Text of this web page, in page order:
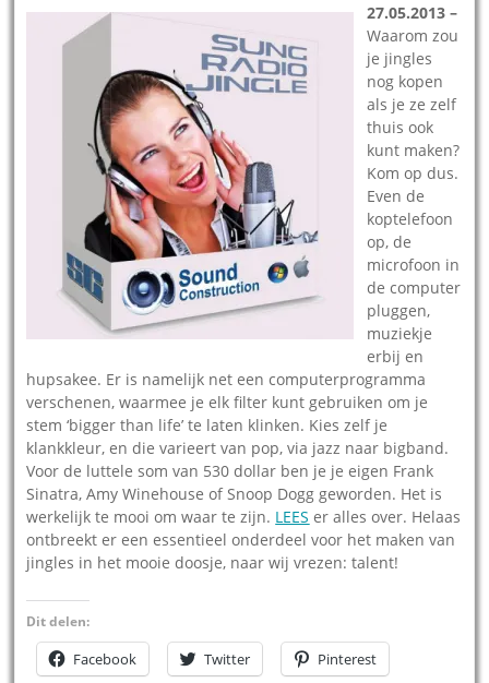
27.05.2013 –
Waarom zou
je jingles
nog kopen
als je ze zelf
thuis ook
kunt maken?
Kom op dus.
Even de
koptelefoon
op, de
microfoon in
de computer
pluggen,
muziekje
erbij en
hupsakee. Er is namelijk net een computerprogramma
verschenen, waarmee je elk filter kunt gebruiken om je
stem ‘bigger than life’ te laten klinken. Kies zelf je
klankkleur, en die varieert van pop, via jazz naar bigband.
Voor de luttele som van 530 dollar ben je je eigen Frank
Sinatra, Amy Winehouse of Snoop Dogg geworden. Het is
werkelijk te mooi om waar te zijn. LEES er alles over. Helaas
ontbreekt er een essentieel onderdeel voor het maken van
jingles in het mooie doosje, naar wij vrezen: talent!
Dit delen:
Facebook Twitter Pinterest